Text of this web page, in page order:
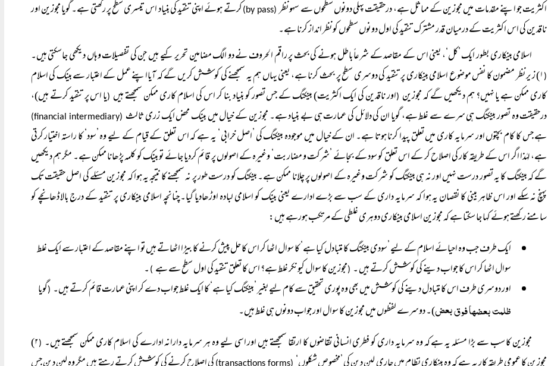
اکثریت جو اپنے مقدمات میں مجوزین کے مماثل ہے، درحقیقت پہلی دونوں سطحوں سے سہو نظر (by pass)
کرتے ہوئے اپنی تنقید کی بنیاد اس تیسری سطح پر رکھتی ہے۔ گویا مجوزین اور
ناقدین کی اس اکثریت کے درمیان قدر مشترک تنقید کی اول دو نوں سطحوں کو نظر انداز کرنا ہے۔
اسلامی بینکاری بطور ایک ’کل‘، یعنی اس کے مقاصد کے شرعاً باطل ہونے کی بحث پر راقم الحروف نے دو الگ مضامین تحریر کیے ہیں جن کی تفصیلات وہاں دیکھی جاسکتی ہیں۔
( ۱) ز یر نظر مضمون کا نفس موضوع اسلامی بینکاری پر تنقید کی دوسری سطح پر بحث کرنا ہے، یعنی یہاں ہم یہ سمجھنے کی کوشش کریں گے کہ آیااپنے عمل کے اعتبار سے بینک کی اسلام
کاری ممکن ہے یا نہیں؟ ہم دیکھیں گے کہ مجوزین (اور ناقدین کی ایک اکثریت) بینکنگ کے جس تصور کو بنیاد بنا کر اس کی اسلام کاری ممکن سمجھتے ہیں (یا اس پر تنقید کرتے ہیں)،
درحقیقت وہ تصور بینکنگ ہی سرے سے غلط ہے، گویا ان کی دلائل کی عمارت ہی بے بنیاد ہے۔ مجوزین کے خیال میں بینک محض ایک زری ثالث (financial intermediary)
ہے جس کا کام بچتوں اور سرمایہ کاری میں تعلق پیدا کرنا ہوتا ہے۔ ان کے خیال میں موجودہ بینکنگ کی ’اصل خرابی ‘ یہ ہے کہ اس تعلق کے قیام کے لیے وہ ’سود‘ کا راستہ اختیار کرتی
ہے، لہٰذا اگر اس کے طریقہ کار کی اصلاح کر کے اس تعلق کو سود کے بجائے ’شرکت و مضاربت‘ وغیرہ کے اصولوں پر قائم کردیا جائے تو بینک کو کلمہ پڑھانا ممکن ہے۔ مگر ہم دیکھیں
گے کہ بینکنگ کا یہ تصور درست نہیں اور نہ ہی بینکنگ کو شرکت وغیرہ کے اصولوں پر چلانا ممکن ہے۔ بینکنگ کو درست طور پر نہ سمجھنے کا نتیجہ یہ ہوا کہ مجوزین مسئلے کی اصل حقیقت تک
پہنچ نہ سکے اور اس ظاہر بینی کا نقصان یہ ہوا کہ سرمایہ داری کے سب سے بڑے ادارے یعنی بینک کو اسلامی لبادہ اوڑھادیا گیا۔ چنانچہ اسلامی بینکاری پر تنقید کے درج بالا ڈھانچے کو
سامنے رکھتے ہوئے کہا جا سکتا ہے کہ مجوزین اسلامی بینکاری دوہری غلطی کے مرتکب ہورہے ہیں:
ایک طرف جب وہ احیائے اسلام کے لیے ’سودی بینکنگ کا متبادل کیا ہے‘ کا سوال اٹھا کر اس کا حل پیش کرنے کا بیڑا اٹھاتے ہیں تو اپنے مقاصد کے اعتبار سے ایک غلط
سوال اٹھا کر اس کا جواب دینے کی کوشش کرتے ہیں ۔ (مجوزین کا سوال کیونکر غلط ہے؟ اس کا تعلق تنقید کی اول سطح سے ہے ) ۔
اور دوسری طرف اس کا متبادل دینے کی کوشش میں بھی وہ پوری تحقیق سے کام لیے بغیر ’بینکنگ کیا ہے‘ کا ایک غلط جواب دے کر اپنی عمارت قائم کرتے ہیں۔ (گویا
ظلمت بعضہا فوق بعض)۔ دوسرے لفظوں میں مجوزین کا سوال اور جواب دونوں ہی غلط ہیں۔
مجوزین کا سب سے بڑا مسئلہ یہ ہے کہ وہ سرمایہ داری کو فطری انسانی تقاضوں کا ارتقا سمجھتے ہیں اور اسی لیے وہ ہر سرمایہ دارانہ ادارے کی اسلام کاری ممکن سمجھتے ہیں۔ ( ۲)
(transactions forms)